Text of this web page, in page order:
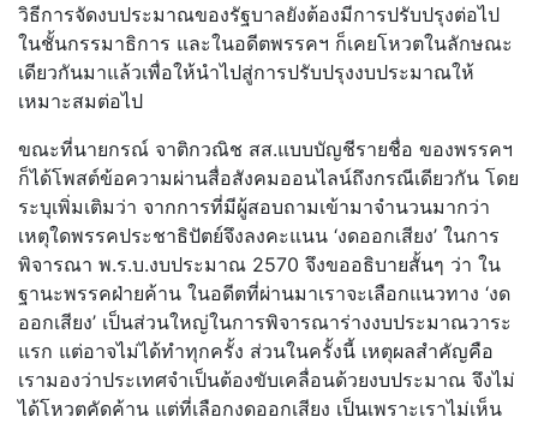
วิธีการจัดงบประมาณของรัฐบาลยังต้องมีการปรับปรุงต่อไป
ในชั้นกรรมาธิการ และในอดีตพรรคฯ ก็เคยโหวตในลักษณะ
เดียวกันมาแล้วเพื่อให้นำไปสู่การปรับปรุงงบประมาณให้
เหมาะสมต่อไป
ขณะที่นายกรณ์ จาติกวณิช สส.แบบบัญชีรายชื่อ ของพรรคฯ
ก็ได้โพสต์ข้อความผ่านสื่อสังคมออนไลน์ถึงกรณีเดียวกัน โดย
ระบุเพิ่มเติมว่า จากการที่มีผู้สอบถามเข้ามาจำนวนมากว่า
เหตุใดพรรคประชาธิปัตย์จึงลงคะแนน ‘งดออกเสียง’ ในการ
พิจารณา พ.ร.บ.งบประมาณ 2570 จึงขออธิบายสั้นๆ ว่า ใน
ฐานะพรรคฝ่ายค้าน ในอดีตที่ผ่านมาเราจะเลือกแนวทาง ‘งด
ออกเสียง’ เป็นส่วนใหญ่ในการพิจารณาร่างงบประมาณวาระ
แรก แต่อาจไม่ได้ทำทุกครั้ง ส่วนในครั้งนี้ เหตุผลสำคัญคือ
เรามองว่าประเทศจำเป็นต้องขับเคลื่อนด้วยงบประมาณ จึงไม่
ได้โหวตคัดค้าน แต่ที่เลือกงดออกเสียง เป็นเพราะเราไม่เห็น